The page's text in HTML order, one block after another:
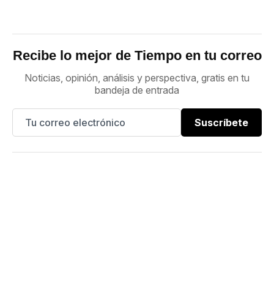
Recibe lo mejor de Tiempo en tu correo
Noticias, opinión, análisis y perspectiva, gratis en tu
bandeja de entrada
Suscríbete